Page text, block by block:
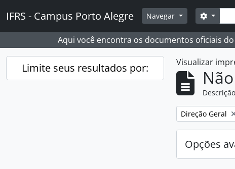
IFRS - Campus Porto Alegre Navegar Buscar
Aqui você encontra os documentos oficiais
Limite seus resultados por: Visualizar
Remover filtro:
Direção Geral
Opções